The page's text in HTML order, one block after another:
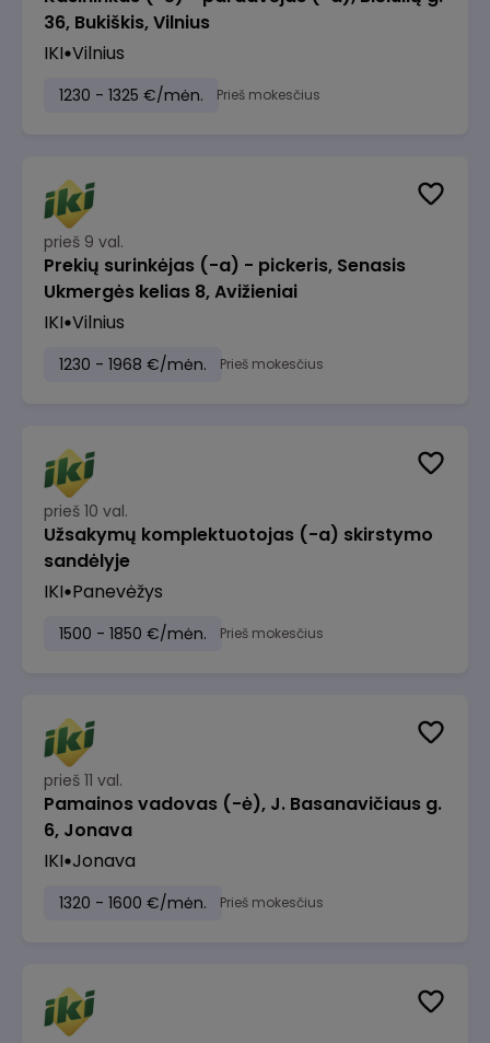
36, Bukiškis, Vilnius
IKI Vilnius
1230 - 1325 €/mėn. Prieš mokesčius
prieš 9 val.
Prekių surinkėjas (-a) - pickeris, Senasis
Ukmergės kelias 8, Avižieniai
IKI Vilnius
1230 - 1968 €/mėn. Prieš mokesčius
prieš 10 val.
Užsakymų komplektuotojas (-a) skirstymo
sandėlyje
IKI Panevėžys
1500 - 1850 €/mėn. Prieš mokesčius
prieš 11 val.
Pamainos vadovas (-ė), J. Basanavičiaus g.
6, Jonava
IKI Jonava
1320 - 1600 €/mėn. Prieš mokesčius